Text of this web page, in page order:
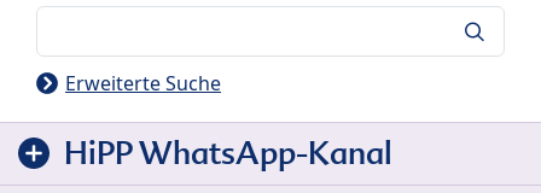
Erweiterte Suche
HiPP WhatsApp-Kanal